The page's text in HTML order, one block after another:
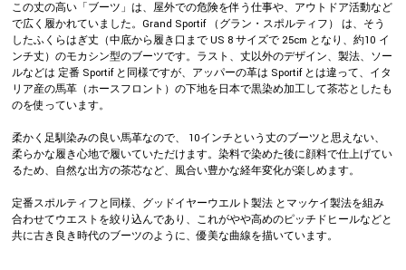
この丈の高い「ブーツ」は、屋外での危険を伴う仕事や、アウトドア活動など
で広く履かれていました。Grand Sportif （グラン・スポルティフ） は、そう
したふくらはぎ丈（中底から履き口まで US 8 サイズで 25cm となり、約10 イ
ンチ丈）のモカシン型のブーツです。ラスト、丈以外のデザイン、製法、ソー
ルなどは 定番 Sportif と同様ですが、アッパーの革は Sportif とは違って、イタ
リア産の馬革（ホースフロント）の下地を日本で黒染め加工して茶芯としたも
のを使っています。
柔かく足馴染みの良い馬革なので、 10インチという丈のブーツと思えない、
柔らかな履き心地で履いていただけます。染料で染めた後に顔料で仕上げてい
るため、自然な出方の茶芯など、風合い豊かな経年変化が楽しめます。
定番スポルティフと同様、グッドイヤーウエルト製法 とマッケイ製法を組み
合わせてウエストを絞り込んであり、これがやや高めのピッチドヒールなどと
共に古き良き時代のブーツのように、優美な曲線を描いています。